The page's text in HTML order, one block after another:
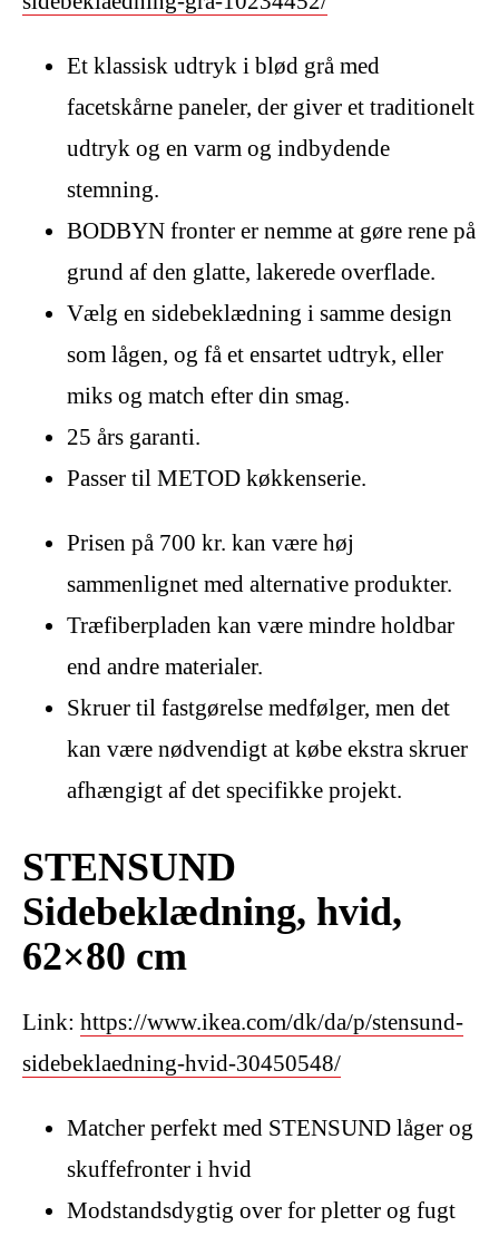
Et klassisk udtryk i blød grå med
facetskårne paneler, der giver et traditionelt
udtryk og en varm og indbydende
stemning.
BODBYN fronter er nemme at gøre rene på
grund af den glatte, lakerede overflade.
Vælg en sidebeklædning i samme design
som lågen, og få et ensartet udtryk, eller
miks og match efter din smag.
25 års garanti.
Passer til METOD køkkenserie.
Prisen på 700 kr. kan være høj
sammenlignet med alternative produkter.
Træfiberpladen kan være mindre holdbar
end andre materialer.
Skruer til fastgørelse medfølger, men det
kan være nødvendigt at købe ekstra skruer
afhængigt af det specifikke projekt.
STENSUND
Sidebeklædning, hvid,
62×80 cm
Link: https://www.ikea.com/dk/da/p/stensund-
sidebeklaedning-hvid-30450548/
Matcher perfekt med STENSUND låger og
skuffefronter i hvid
Modstandsdygtig over for pletter og fugt